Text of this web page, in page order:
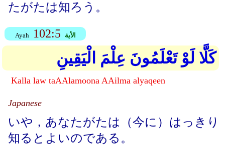
たがたは知ろう。
Ayah 102:5 الأية
كَلَّا لَوْ تَعْلَمُونَ عِلْمَ الْيَقِينِ
Kalla law taAAlamoona AAilma alyaqeen
Japanese
いや，あなたがたは（今に）はっきり
知るとよいのである。